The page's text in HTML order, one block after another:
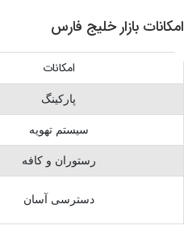
امکانات بازار خلیج فارس
امکانات
پارکینگ
سیستم تهویه
رستوران و کافه
دسترسی آسان